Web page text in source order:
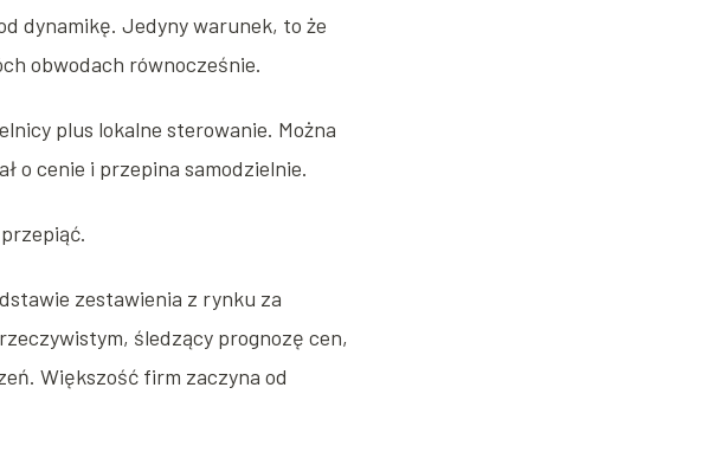
dynamikę. Jedyny warunek, to że
obwodach równocześnie.
plus lokalne sterowanie. Można
o cenie i przepina samodzielnie.
zestawienia z rynku za
śledzący prognozę cen,
Większość firm zaczyna od